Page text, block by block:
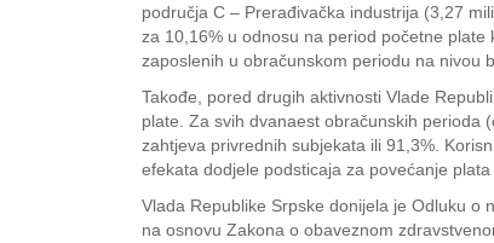
područja C – Prerađivačka industrija (3,27
za 10,16% u odnosu na period početne
zaposlenih u obračunskom periodu na nivou
Takođe, pored drugih aktivnosti Vlade
plate. Za svih dvanaest obračunskih perioda
zahtjeva privrednih subjekata ili 91,3%.
efekata dodjele podsticaja za povećanje
Vlada Republike Srpske donijela je Odluku o
na osnovu Zakona o obaveznom